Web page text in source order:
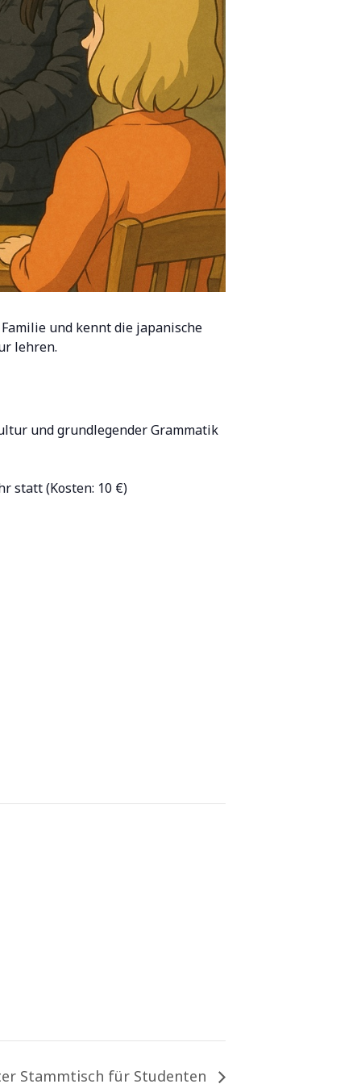
und kennt die japanische
lehren.
und grundlegender Grammatik
statt (Kosten: 10 €)
Stammtisch für Studenten